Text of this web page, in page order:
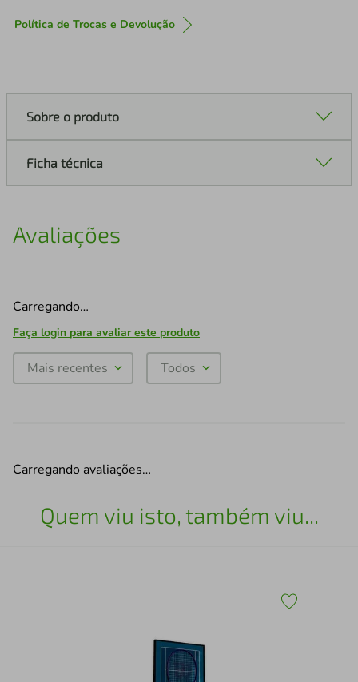
Política de Trocas e Devolução
Sobre o produto
Ficha técnica
Avaliações
Carregando…
Faça login para avaliar este produto
Mais recentes Todos
Carregando avaliações…
Quem viu isto, também viu...